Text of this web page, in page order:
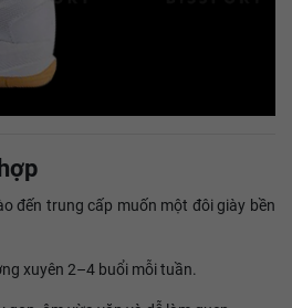
đến trung cấp muốn một đôi giày bền
xuyên 2–4 buổi mỗi tuần.